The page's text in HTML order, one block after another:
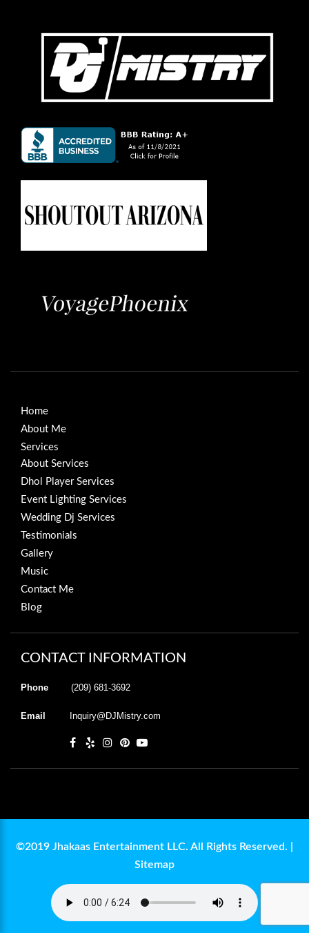
Home
About Me
Services
About Services
Dhol Player Services
Event Lighting Services
Wedding Dj Services
Testimonials
Gallery
Music
Contact Me
Blog
CONTACT INFORMATION
Phone (209) 681-3692
Email Inquiry@DJMistry.com
©2019 Jhakaas Entertainment LLC. All Rights Reserved. |
Sitemap